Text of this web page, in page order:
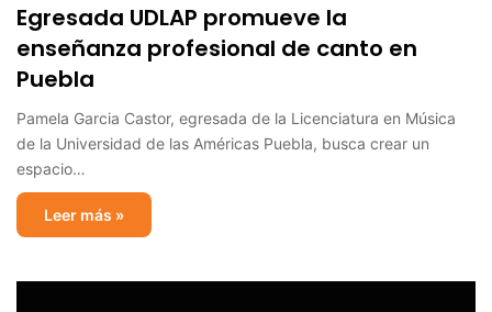
Egresada UDLAP promueve la
enseñanza profesional de canto en
Puebla
Pamela Garcia Castor, egresada de la Licenciatura en Música
de la Universidad de las Américas Puebla, busca crear un
espacio…
Leer más »